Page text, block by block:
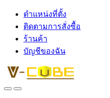
ตำแหน่งที่ตั้ง
ติดตามการสั่งซื้อ
ร้านค้า
บัญชีของฉัน